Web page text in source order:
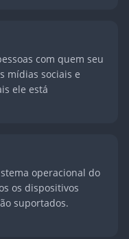
com quem seu
mídias sociais e
ele est
operacional do
os dispositivos
suportados.